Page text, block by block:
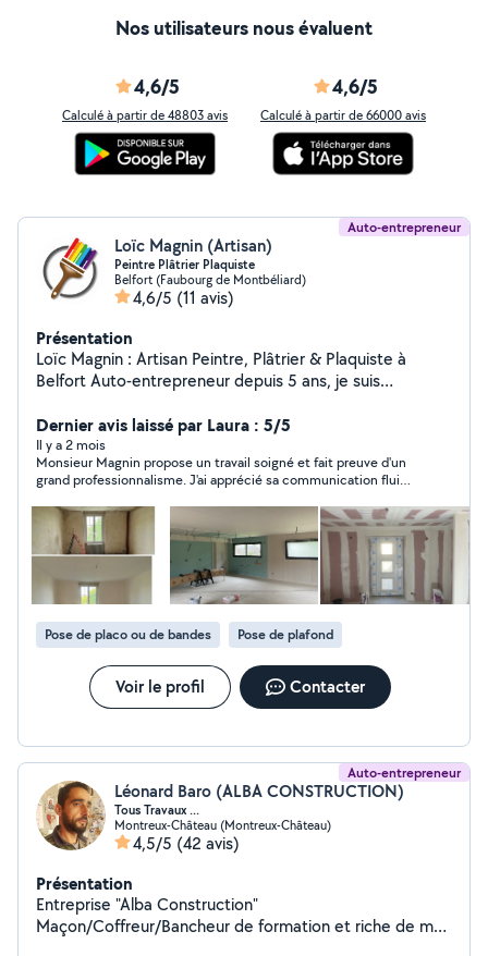
Nos utilisateurs nous évaluent
4,6/5
Calculé à partir de 48803 avis
4,6/5
Calculé à partir de 66000 avis
Auto-entrepreneur
Loïc Magnin (Artisan)
Peintre Plâtrier Plaquiste
Belfort (Faubourg de Montbéliard)
4,6/5 (11 avis)
Présentation
Loïc Magnin : Artisan Peintre, Plâtrier & Plaquiste à
Belfort Auto-entrepreneur depuis 5 ans, je suis
papier peint, ainsi que les travaux de plâtrerie (enduit et
plâtre), d'isolation intérieure et de pose de placo.
J'interviens sur Belfort, Montbéliard et toutes les
communes dans un rayon de 50 km. Je m'engage à
fournir un travail soigné, propre et durable, avec un
respect strict des délais et une grande attention aux
détails. Mes prestations : - Peinture intérieure (murs,
plafonds, portes, boiseries) - Préparation des surfaces
(rebouchage, ponçage, enduits) - Pose de papier peint,
toile de verre et revêtements décoratifs - Travaux de
plâtrerie (enduit et plâtre) - Isolation intérieure (murs,
rampants, cloisons) - Pose de plaques de plâtre :
cloisons, doublages et aménagements - Faux plafonds
en placo - Petites rénovations esthétiques
Dernier avis laissé par Laura : 5/5
Il y a 2 mois
Monsieur Magnin propose un travail soigné et fait preuve d'un
grand professionnalisme. J'ai apprécié sa communication fluide
s'adapter à mes contraintes temporelles. Je recommande
vivement ce professionnel.
Pose de placo ou de bandes Pose de plafond
Voir le profil Contacter
Auto-entrepreneur
Léonard Baro (ALBA CONSTRUCTION)
Tous Travaux ...
Montreux-Château (Montreux-Château)
4,5/5 (42 avis)
Présentation
Entreprise "Alba Construction"
Maçon/Coffreur/Bancheur de formation et riche de mon